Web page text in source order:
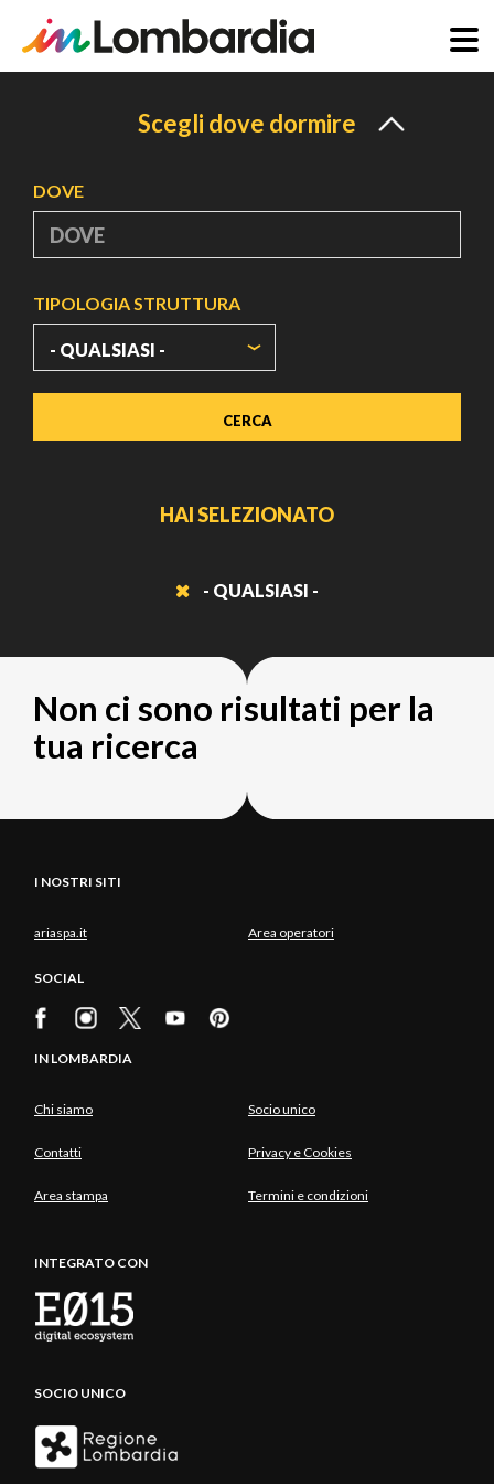
Scegli dove dormire
DOVE
TIPOLOGIA STRUTTURA
HAI SELEZIONATO
- QUALSIASI -
Non ci sono risultati per la
tua ricerca
I NOSTRI SITI
ariaspa.it Area operatori
SOCIAL
IN LOMBARDIA
Chi siamo Socio unico
Contatti Privacy e Cookies
Area stampa Termini e condizioni
INTEGRATO CON
SOCIO UNICO